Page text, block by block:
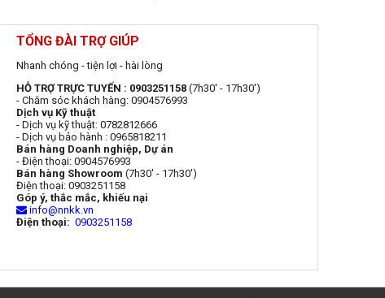
TỔNG ĐÀI TRỢ GIÚP
Nhanh chóng - tiện lợi - hài lòng
HỖ TRỢ TRỰC TUYẾN : 0903251158 (7h30' - 17h30')
- Chăm sóc khách hàng: 0904576993
Dịch vụ Kỹ thuật
- Dịch vụ kỹ thuật: 0782812666
- Dịch vụ bảo hành : 0965818211
Bán hàng Doanh nghiệp, Dự án
- Điện thoại: 0904576993
Bán hàng Showroom (7h30' - 17h30')
Điện thoại: 0903251158
Góp ý, thắc mắc, khiếu nại
info@nnkk.vn
Điện thoại: 0903251158